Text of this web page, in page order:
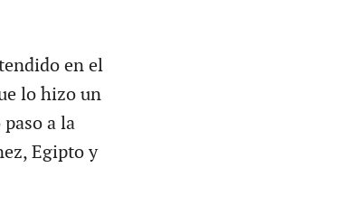
en el
lo hizo un
a la
Egipto y